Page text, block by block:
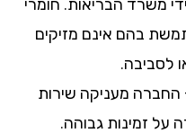
משרד הבריאות. חומרי
בהם אינם מזיקים
לסביבה.
החברה מעניקה שירות
על זמינות גבוהה.